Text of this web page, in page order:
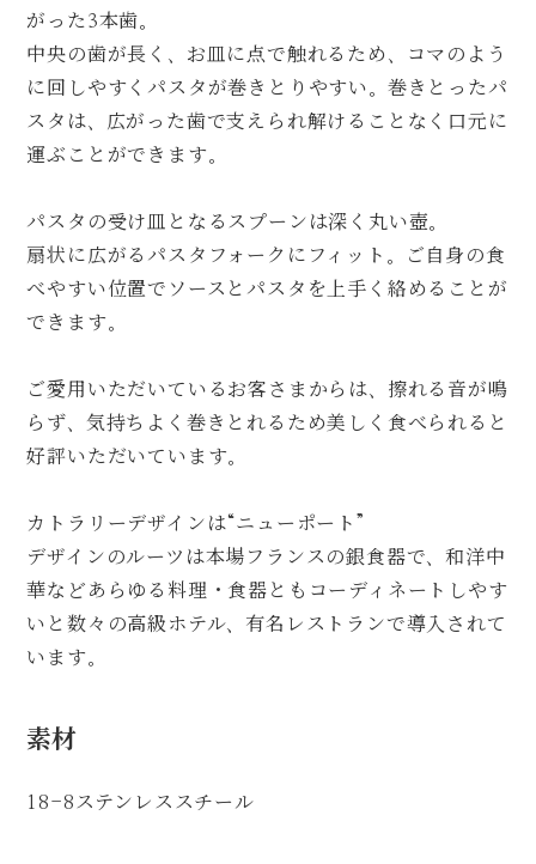
がった3本歯。
中央の歯が長く、お皿に点で触れるため、コマのよう
に回しやすくパスタが巻きとりやすい。巻きとったパ
スタは、広がった歯で支えられ解けることなく口元に
運ぶことができます。
パスタの受け皿となるスプーンは深く丸い壺。
扇状に広がるパスタフォークにフィット。ご自身の食
べやすい位置でソースとパスタを上手く絡めることが
できます。
ご愛用いただいているお客さまからは、擦れる音が鳴
らず、気持ちよく巻きとれるため美しく食べられると
好評いただいています。
カトラリーデザインは“ニューポート”
デザインのルーツは本場フランスの銀食器で、和洋中
華などあらゆる料理・食器ともコーディネートしやす
いと数々の高級ホテル、有名レストランで導入されて
います。
素材
18-8ステンレススチール